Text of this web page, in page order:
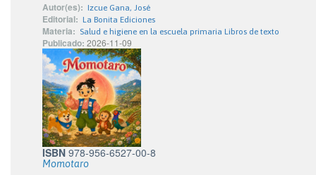
Autor(es): Izcue Gana, José
Editorial: La Bonita Ediciones
Materia: Salud e higiene en la escuela primaria Libros de texto
Publicado: 2026-11-09
ISBN 978-956-6527-00-8
Momotaro